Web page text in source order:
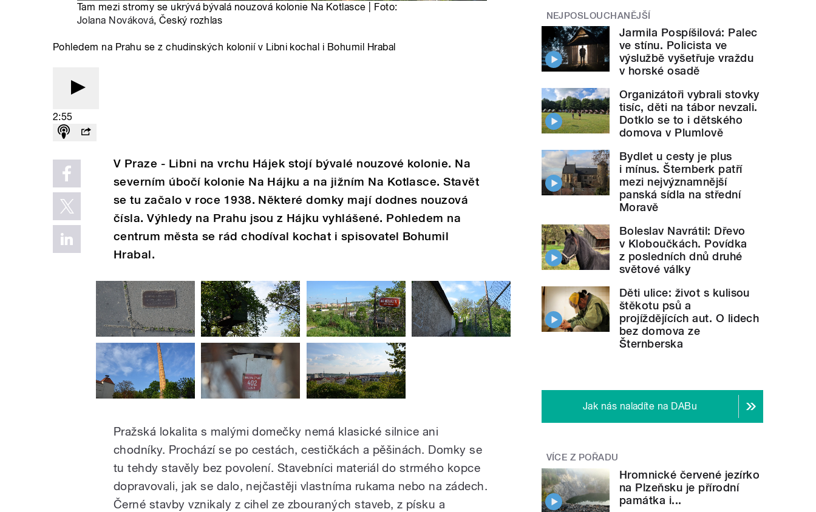
Tam mezi stromy se ukrývá bývalá nouzová kolonie Na Kotlasce | Foto:
Jolana Nováková, Český rozhlas
Pohledem na Prahu se z chudinských kolonií v Libni kochal i Bohumil Hrabal
2:55
V Praze - Libni na vrchu Hájek stojí bývalé nouzové kolonie. Na
severním úbočí kolonie Na Hájku a na jižním Na Kotlasce. Stavět
se tu začalo v roce 1938. Některé domky mají dodnes nouzová
čísla. Výhledy na Prahu jsou z Hájku vyhlášené. Pohledem na
centrum města se rád chodíval kochat i spisovatel Bohumil
Hrabal.
Pražská lokalita s malými domečky nemá klasické silnice ani
chodníky. Prochází se po cestách, cestičkách a pěšinách. Domky se
tu tehdy stavěly bez povolení. Stavebníci materiál do strmého kopce
dopravovali, jak se dalo, nejčastěji vlastníma rukama nebo na zádech.
Černé stavby vznikaly z cihel ze zbouraných staveb, z písku a
NEJPOSLOUCHANĚJŠÍ
Jarmila Pospíšilová: Palec
ve stínu. Policista ve
výslužbě vyšetřuje vraždu
v horské osadě
Organizátoři vybrali stovky
tisíc, děti na tábor nevzali.
Dotklo se to i dětského
domova v Plumlově
Bydlet u cesty je plus
i mínus. Šternberk patří
mezi nejvýznamnější
panská sídla na střední
Moravě
Boleslav Navrátil: Dřevo
v Kloboučkách. Povídka
z posledních dnů druhé
světové války
Děti ulice: život s kulisou
štěkotu psů a
projíždějících aut. O lidech
bez domova ze
Šternberska
Jak nás naladíte na DABu
VÍCE Z POŘADU
Hromnické červené jezírko
na Plzeňsku je přírodní
památka i...